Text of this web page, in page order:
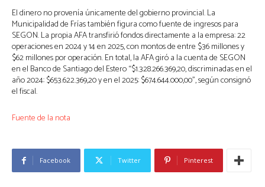
El dinero no provenía únicamente del gobierno provincial. La
Municipalidad de Frías también figura como fuente de ingresos para
SEGON. La propia AFA transfirió fondos directamente a la empresa: 22
operaciones en 2024 y 14 en 2025, con montos de entre $36 millones y
$62 millones por operación. En total, la AFA giró a la cuenta de SEGON
en el Banco de Santiago del Estero “$1.328.266.369,20, discriminadas en el
año 2024: $653.622.369,20 y en el 2025: $674.644.000,00”, según consignó
el fiscal.
Fuente de la nota
Facebook Twitter Pinterest